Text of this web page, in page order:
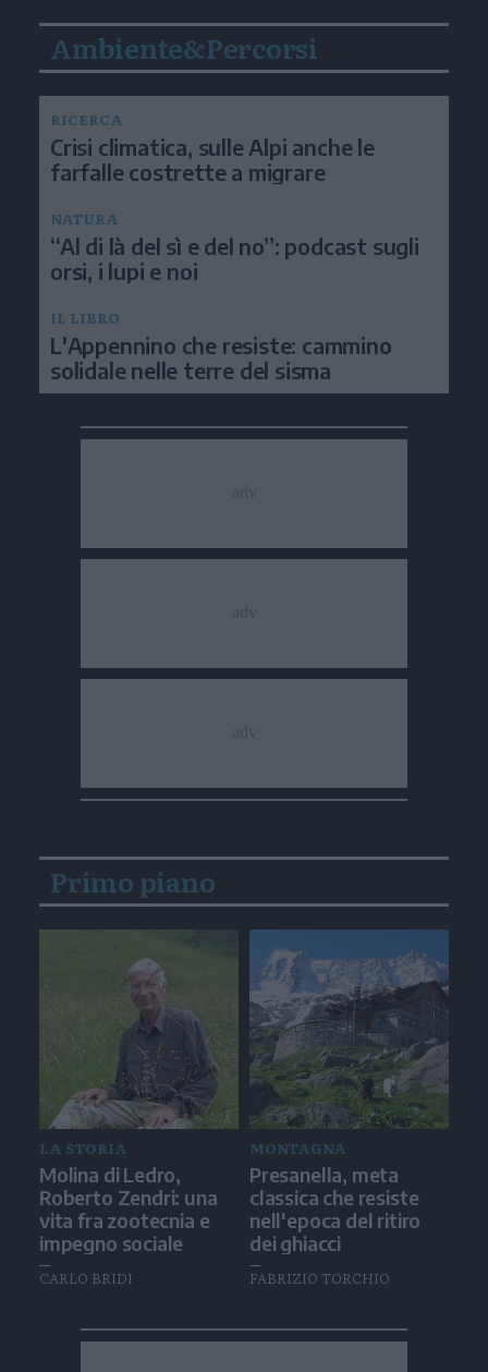
Ambiente&Percorsi
RICERCA
Crisi climatica, sulle Alpi anche le
farfalle costrette a migrare
NATURA
“Al di là del sì e del no”: podcast sugli
orsi, i lupi e noi
IL LIBRO
L'Appennino che resiste: cammino
solidale nelle terre del sisma
Primo piano
LA STORIA
Molina di Ledro,
Roberto Zendri: una
vita fra zootecnia e
impegno sociale
CARLO BRIDI
MONTAGNA
Presanella, meta
classica che resiste
nell'epoca del ritiro
dei ghiacci
FABRIZIO TORCHIO